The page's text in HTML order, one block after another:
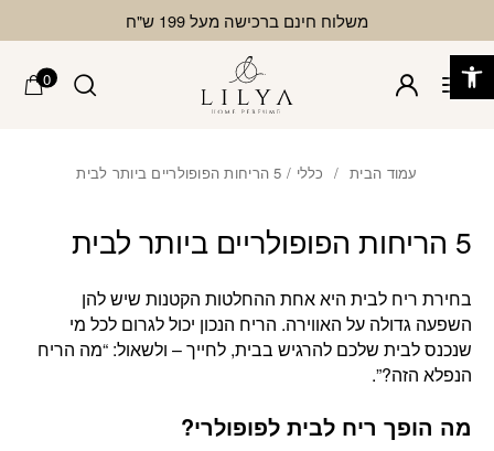
משלוח חינם ברכישה מעל 199 ש"ח
0
עמוד הבית / כללי / 5 הריחות הפופולריים ביותר לבית
5 הריחות הפופולריים ביותר לבית
בחירת ריח לבית היא אחת ההחלטות הקטנות שיש להן
השפעה גדולה על האווירה. הריח הנכון יכול לגרום לכל מי
שנכנס לבית שלכם להרגיש בבית, לחייך – ולשאול: “מה הריח
הנפלא הזה?”.
מה הופך ריח לבית לפופולרי?
פתח סרגל נגישות